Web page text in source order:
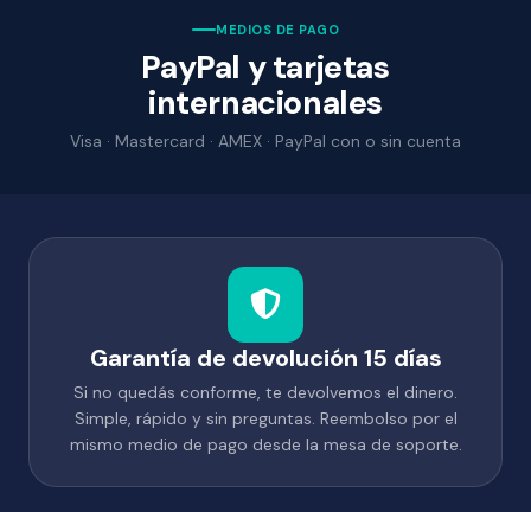
MEDIOS DE PAGO
PayPal y tarjetas
internacionales
Visa · Mastercard · AMEX · PayPal con o sin cuenta
Garantía de devolución 15 días
Si no quedás conforme, te devolvemos el dinero.
Simple, rápido y sin preguntas. Reembolso por el
mismo medio de pago desde la mesa de soporte.